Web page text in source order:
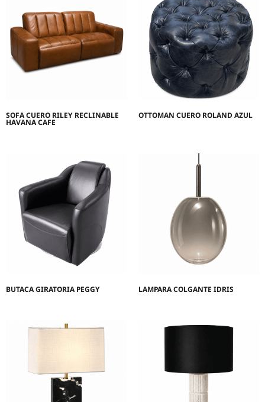
SOFA CUERO RILEY RECLINABLE
HAVANA CAFE
OTTOMAN CUERO ROLAND AZUL
BUTACA GIRATORIA PEGGY LAMPARA COLGANTE IDRIS